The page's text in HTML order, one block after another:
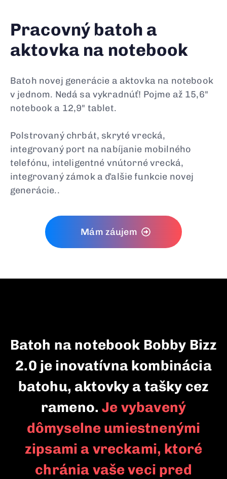
Pracovný batoh a
aktovka na notebook
Batoh novej generácie a aktovka na notebook
v jednom. Nedá sa vykradnúť! Pojme až 15,6"
notebook a 12,9" tablet.
Polstrovaný chrbát, skryté vrecká,
integrovaný port na nabíjanie mobilného
telefónu, inteligentné vnútorné vrecká,
integrovaný zámok a ďalšie funkcie novej
generácie..
Mám záujem
Batoh na notebook Bobby Bizz
2.0 je inovatívna kombinácia
batohu, aktovky a tašky cez
rameno.Je vybavený
dômyselne umiestnenými
zipsami a vreckami, ktoré
chránia vaše veci pred